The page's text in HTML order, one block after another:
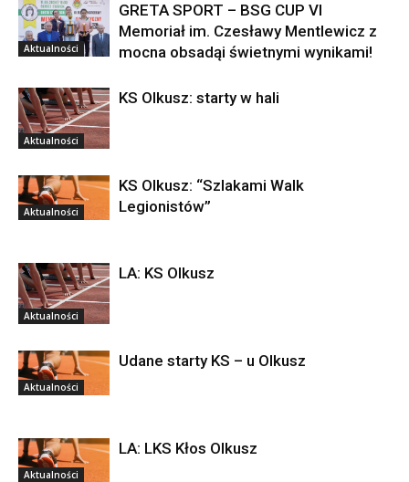
Aktualności
GRETA SPORT – BSG CUP VI
Memoriał im. Czesławy Mentlewicz z
mocna obsadąi świetnymi wynikami!
Aktualności
KS Olkusz: starty w hali
Aktualności
KS Olkusz: “Szlakami Walk
Legionistów”
Aktualności
LA: KS Olkusz
Aktualności
Udane starty KS – u Olkusz
Aktualności
LA: LKS Kłos Olkusz